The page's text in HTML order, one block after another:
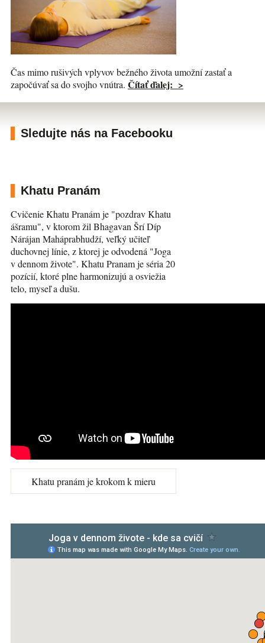
Čas mimo rušivých vplyvov bežného života umožní zastať a
započúvať sa do svojho vnútra. Čítať ďalej: >
Sledujte nás na Facebooku
Khatu Pranám
Cvičenie Khatu Pranám je "pozdrav Khatu
ášramu", v ktorom žil Bhagavan Šrí Díp
Nárájan Maháprabhudží, veľký učiteľ
duchovnej línie, z ktorej je odvodená "Joga
v dennom živote". Khatu Pranam je séria 20
pozícií, ktoré plne harmonizujú a osviežia
telo, myseľ a dušu.
Khatu pranám je krokom k mieru